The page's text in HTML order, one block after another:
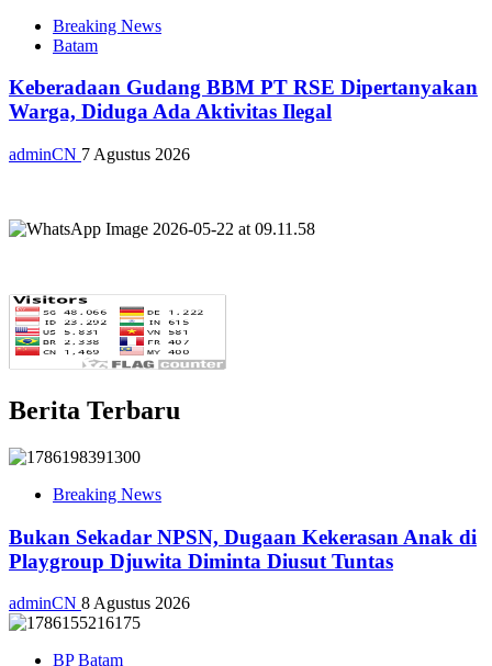
Breaking News
Batam
Keberadaan Gudang BBM PT RSE Dipertanyakan
Warga, Diduga Ada Aktivitas Ilegal
adminCN 7 Agustus 2026
Berita Terbaru
Breaking News
Bukan Sekadar NPSN, Dugaan Kekerasan Anak di
Playgroup Djuwita Diminta Diusut Tuntas
adminCN 8 Agustus 2026
BP Batam